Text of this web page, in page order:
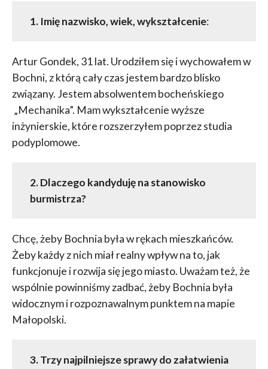
1. Imię nazwisko, wiek, wykształcenie:
Artur Gondek, 31 lat. Urodziłem się i wychowałem w
Bochni, z którą cały czas jestem bardzo blisko
związany. Jestem absolwentem bocheńskiego
„Mechanika”. Mam wykształcenie wyższe
inżynierskie, które rozszerzyłem poprzez studia
podyplomowe.
2. Dlaczego kandyduję na stanowisko
burmistrza?
Chcę, żeby Bochnia była w rękach mieszkańców.
Żeby każdy z nich miał realny wpływ na to, jak
funkcjonuje i rozwija się jego miasto. Uważam też, że
wspólnie powinniśmy zadbać, żeby Bochnia była
widocznym i rozpoznawalnym punktem na mapie
Małopolski.
3. Trzy najpilniejsze sprawy do załatwienia